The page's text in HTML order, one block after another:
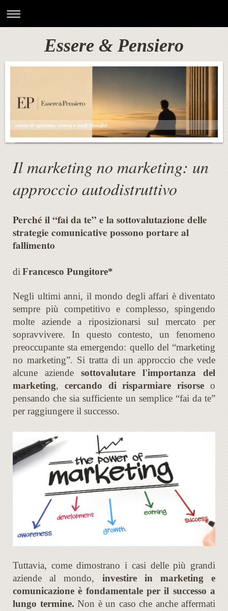
Essere & Pensiero
rivista di opinione, ricerca e studi filosofici
Il marketing no marketing: un
approccio autodistruttivo
Perché il “fai da te” e la sottovalutazione delle
strategie comunicative possono portare al
fallimento
diFrancesco Pungitore*
Negli ultimi anni, il mondo degli affari è diventato
sempre più competitivo e complesso, spingendo
molte aziende a riposizionarsi sul mercato per
sopravvivere. In questo contesto, un fenomeno
preoccupante sta emergendo: quello del “marketing
no marketing”. Si tratta di un approccio che vede
alcune aziende sottovalutare l'importanza del
marketing, cercando di risparmiare risorse o
pensando che sia sufficiente un semplice “fai da te”
per raggiungere il successo.
Tuttavia, come dimostrano i casi delle più grandi
aziende al mondo, investire in marketing e
comunicazione è fondamentale per il successo a
lungo termine. Non è un caso che anche affermati